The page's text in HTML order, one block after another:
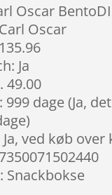
Oscar
Oscar
Ja
49.00
999 dage (Ja,
ved køb over
Snackbokse